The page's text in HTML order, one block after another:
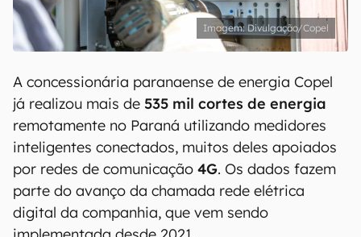
Divulgação/Copel
A concessionária paranaense de energia Copel
já realizou mais de 535 mil cortes de energia
remotamente no Paraná utilizando medidores
inteligentes conectados, muitos deles apoiados
por redes de comunicação 4G. Os dados fazem
parte do avanço da chamada rede elétrica
digital da companhia, que vem sendo